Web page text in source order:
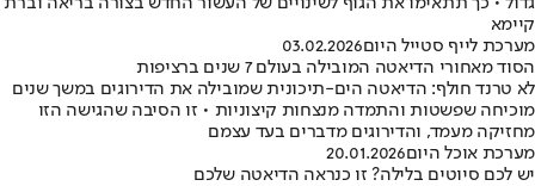
קיימא
מערכת לייף סטייל היום03.02.2026
הסוד מאחורי הדיאטה המובילה בעולם 7 שנים ברציפות
לא טרנד חולף: הדיאטה הים-תיכונית שמובילה את הדירוגים במשך שנים
מוכיחה שפשטות והתמדה מנצחות קיצוניות • זו הסיבה שהגישה הזו
מחזיקה מעמד, והדירוגים מדברים בעד עצמם
מערכת אוכל היום20.01.2026
יש לכם סיוטים בלילה? זו כנראה הדיאטה שלכם